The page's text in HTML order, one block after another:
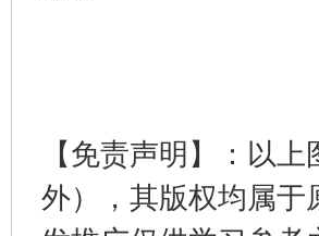
【免责声明】：以
外），其版权均属于
千年窑火 生生不息